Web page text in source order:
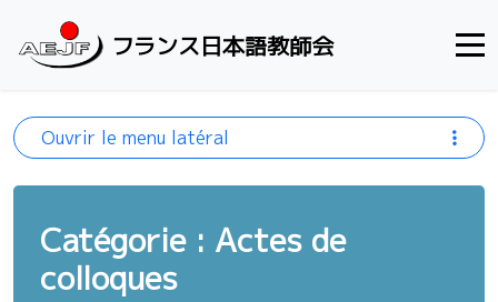
フランス日本語教師会
Catégorie : Actes de
colloques
Ouvrir le menu latéral